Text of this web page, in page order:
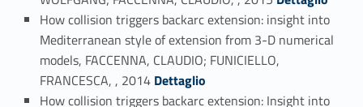
How collision triggers backarc extension: insight into
Mediterranean style of extension from 3-D numerical
models, FACCENNA, CLAUDIO; FUNICIELLO,
FRANCESCA, , 2014 Link identifier #identifier_person_44212-111
Dettaglio
How collision triggers backarc extension: Insight into